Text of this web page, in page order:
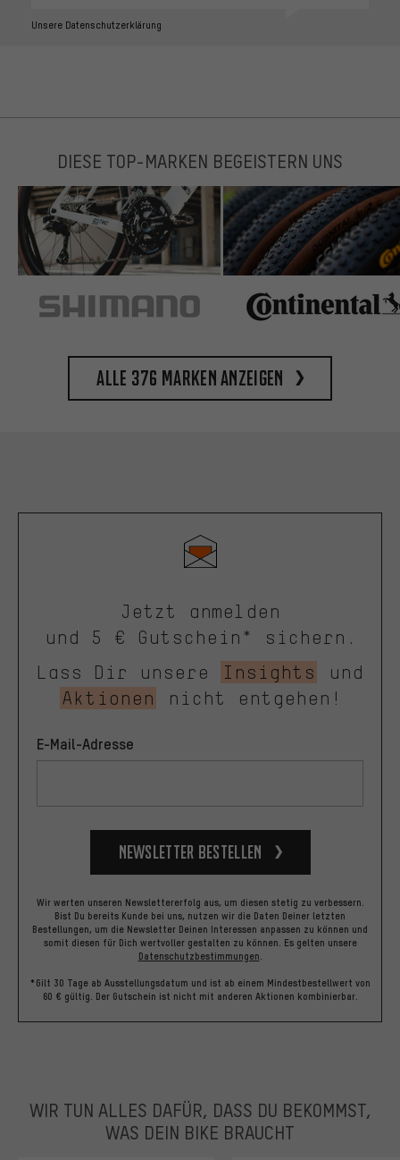
Unsere Datenschutzerklärung
DIESE TOP-MARKEN BEGEISTERN UNS
Alle 376 Marken anzeigen
Jetzt anmelden
und 5 € Gutschein* sichern.
Lass Dir unsere
Insights
und
Aktionen
nicht entgehen!
E-Mail-Adresse
Newsletter bestellen
Wir werten unseren Newslettererfolg aus, um diesen stetig zu verbessern.
Bist Du bereits Kunde bei uns, nutzen wir die Daten Deiner letzten
Bestellungen, um die Newsletter Deinen Interessen anpassen zu können und
somit diesen für Dich wertvoller gestalten zu können. Es gelten unsere
Datenschutzbestimmungen
*Gilt 30 Tage ab Ausstellungsdatum und ist ab einem Mindestbestellwert von
60 € gültig. Der Gutschein ist nicht mit anderen Aktionen kombinierbar.
WIR TUN ALLES DAFÜR, DASS DU BEKOMMST,
WAS DEIN BIKE BRAUCHT